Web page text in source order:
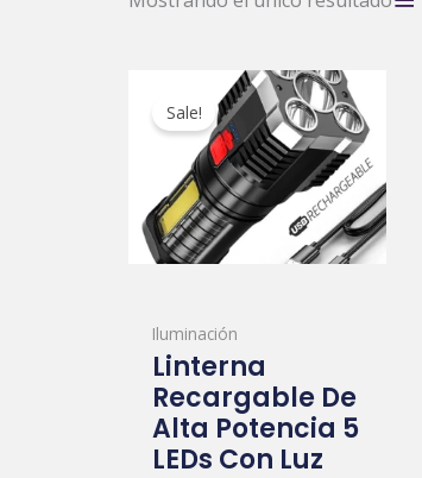
Sale!
Iluminación
Linterna
Recargable De
Alta Potencia 5
LEDs Con Luz
Original
price
was:
$15,00.
Current
price
is:
$12,00.